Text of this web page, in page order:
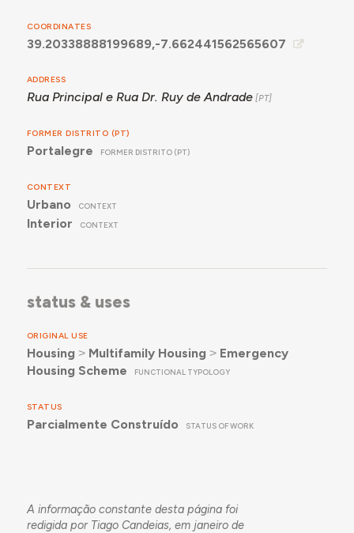
COORDINATES
39.20338888199689,-7.662441562565607
ADDRESS
Rua Principal e Rua Dr. Ruy de Andrade
FORMER DISTRITO (PT)
Portalegre FORMER DISTRITO (PT)
CONTEXT
Urbano CONTEXT
Interior CONTEXT
status & uses
ORIGINAL USE
Housing ˃ Multifamily Housing ˃ Emergency
Housing Scheme
FUNCTIONAL TYPOLOGY
STATUS
Parcialmente Construído STATUS OF WORK
A informação constante desta página foi
redigida por Tiago Candeias, em janeiro de